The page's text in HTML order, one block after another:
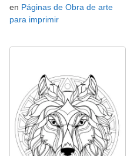
en Páginas de Obra de arte
para imprimir